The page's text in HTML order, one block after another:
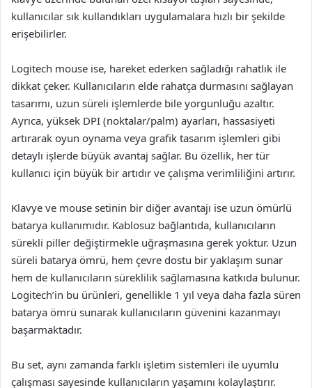
kullanıcılar sık kullandıkları uygulamalara hızlı bir şekilde
erişebilirler.
Logitech mouse ise, hareket ederken sağladığı rahatlık ile
dikkat çeker. Kullanıcıların elde rahatça durmasını sağlayan
tasarımı, uzun süreli işlemlerde bile yorgunluğu azaltır.
Ayrıca, yüksek DPI (noktalar/palm) ayarları, hassasiyeti
artırarak oyun oynama veya grafik tasarım işlemleri gibi
detaylı işlerde büyük avantaj sağlar. Bu özellik, her tür
kullanıcı için büyük bir artıdır ve çalışma verimliliğini artırır.
Klavye ve mouse setinin bir diğer avantajı ise uzun ömürlü
batarya kullanımıdır. Kablosuz bağlantıda, kullanıcıların
sürekli piller değiştirmekle uğraşmasına gerek yoktur. Uzun
süreli batarya ömrü, hem çevre dostu bir yaklaşım sunar
hem de kullanıcıların süreklilik sağlamasına katkıda bulunur.
Logitech’in bu ürünleri, genellikle 1 yıl veya daha fazla süren
batarya ömrü sunarak kullanıcıların güvenini kazanmayı
başarmaktadır.
Bu set, aynı zamanda farklı işletim sistemleri ile uyumlu
çalışması sayesinde kullanıcıların yaşamını kolaylaştırır.